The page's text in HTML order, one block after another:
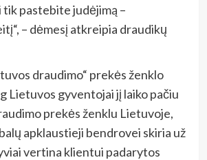
tik pastebite judėjimą –
– dėmesį atkreipia draudikų
draudimo“ prekės ženklo
Lietuvos gyventojai jį laiko pačiu
prekės ženklu Lietuvoje,
apklaustieji bendrovei skiria už
vertina klientui padarytos